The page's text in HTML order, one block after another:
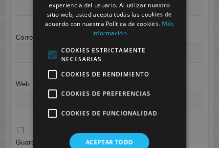
Correo electrónico
Web
Guarda mi nombre, correo electrónico y web en este
experiencia del usuario. Al utilizar nuestro
sitio web, usted acepta todas las cookies de
acuerdo con nuestra Política de cookies. Más
información
COOKIES ESTRICTAMENTE
NECESARIAS
COOKIES DE RENDIMIENTO
COOKIES DE PREFERENCIAS
COOKIES DE FUNCIONALIDAD
ACEPTAR TODO